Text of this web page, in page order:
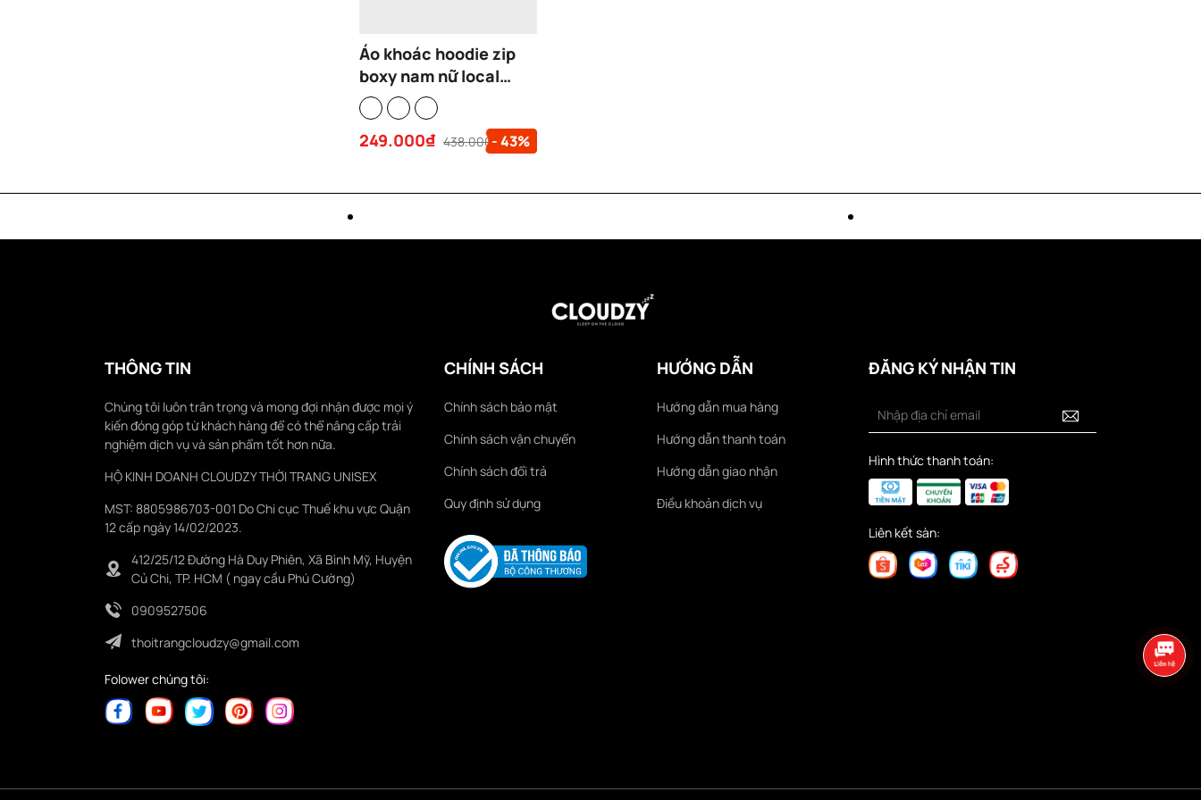
Áo khoác hoodie zip
boxy nam nữ local
brand zip hoodie nỉ
bông dầy dặn unisex
basic CLOUDZY
249.000₫ 438.000₫- 43%
THÔNG TIN
Chúng tôi luôn trân trọng và mong đợi nhận được mọi ý
kiến đóng góp từ khách hàng để có thể nâng cấp trải
nghiệm dịch vụ và sản phẩm tốt hơn nữa.
HỘ KINH DOANH CLOUDZY THỜI TRANG UNISEX
MST: 8805986703-001 Do Chi cục Thuế khu vực Quận
12 cấp ngày 14/02/2023.
412/25/12 Đường Hà Duy Phiên, Xã Bình Mỹ, Huyện
Củ Chi, TP. HCM ( ngay cầu Phú Cường)
0909527506
thoitrangcloudzy@gmail.com
Folower chúng tôi:
CHÍNH SÁCH
Chính sách bảo mật
Chính sách vận chuyển
Chính sách đổi trả
Quy định sử dụng
HƯỚNG DẪN
Hướng dẫn mua hàng
Hướng dẫn thanh toán
Hướng dẫn giao nhận
Điều khoản dịch vụ
ĐĂNG KÝ NHẬN TIN
Hình thức thanh toán:
Liên kết sàn: